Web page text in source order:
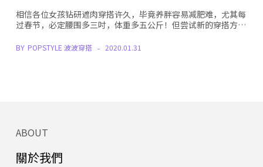
相信各位女孩钻研遮肉穿搭许久，毕竟养胖容易减肥难，尤其每
过春节，必定腰围多三吋，体重多五公斤！但尝试新的穿搭方…
BY POPSTYLE 波波穿搭 2020.01.31
ABOUT
關於我們